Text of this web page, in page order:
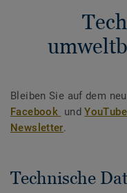
Bleiben Sie auf dem
Facebook und
Newsletter.
Technische